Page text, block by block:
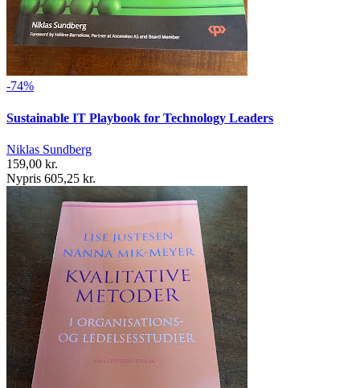
-74%
Sustainable IT Playbook for Technology Leaders
Niklas Sundberg
159,00 kr.
Nypris 605,25 kr.